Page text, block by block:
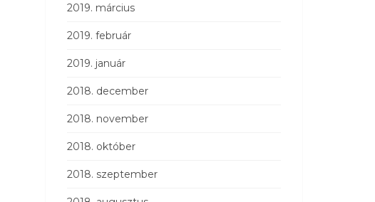
2019. március
2019. február
2019. január
2018. december
2018. november
2018. október
2018. szeptember